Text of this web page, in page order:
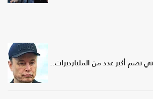
تضم أكبر عدد من المليارديرات..